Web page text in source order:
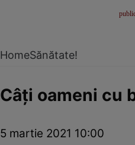
HomeSănătate!
Câţi oameni cu
5 martie 2021 10:00